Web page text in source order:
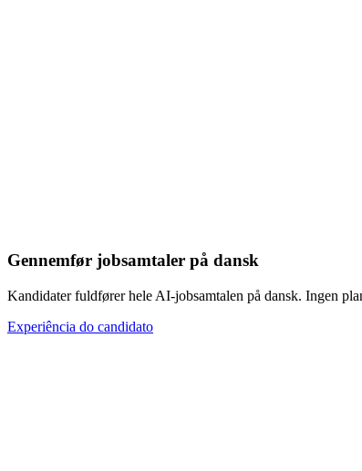
Gennemfør jobsamtaler på dansk
Kandidater fuldfører hele AI-jobsamtalen på dansk. Ingen
Experiência do candidato